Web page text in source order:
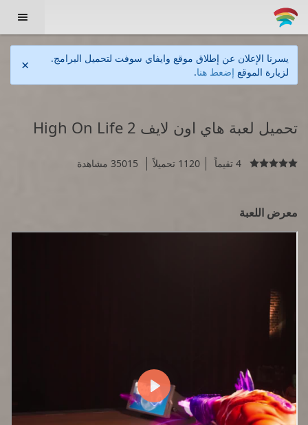

يسرنا الإعلان عن إطلاق موقع وايفاي سوفت لتحميل البرامج.
لزيارة الموقع إضعط هنا.
×
تحميل لعبة هاي اون لايف High On Life 2
 4 تقيماً 1120 تحميلاً 35015 مشاهدة
معرض اللعبة